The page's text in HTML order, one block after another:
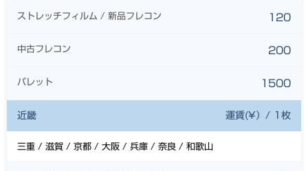
ストレッチフィルム / 新品フレコン 120
中古フレコン 200
パレット 1500
近畿 運賃(¥）/ 1枚
三重 / 滋賀 / 京都 / 大阪 / 兵庫 / 奈良 / 和歌山